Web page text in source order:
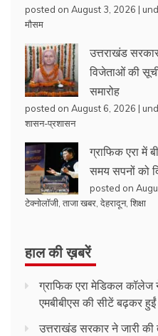
posted on August 3, 2026 |
मौसम
उत्तराखंड
विजेताओं की
समारोह
posted on August 6, 2026 |
शासन-प्रशासन
ग्राफिक एरा में
समय सपनों को
posted on
टेक्नोलॉजी ताजा खबर देहरादून, शिक्षा
हाल की ख़बरें
ग्राफिक एरा मेडिकल कॉलेज
एमबीबीएस की सीटें बढ़कर
उत्तराखंड सरकार ने जारी